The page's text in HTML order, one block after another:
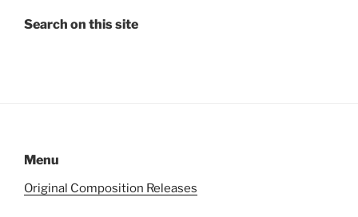
Search on this site
Menu
Original Composition Releases